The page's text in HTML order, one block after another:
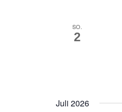
SO.
2
Juli 2026